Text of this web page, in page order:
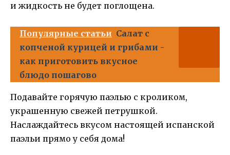
и жидкость не будет поглощена.
Популярные статьи Салат с
копченой курицей и грибами -
как приготовить вкусное
блюдо пошагово
Подавайте горячую паэлью с кроликом,
украшенную свежей петрушкой.
Наслаждайтесь вкусом настоящей испанской
паэльи прямо у себя дома!